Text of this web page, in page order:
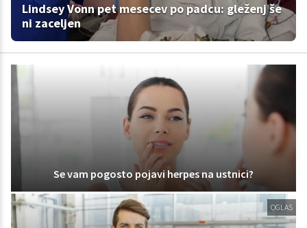
Lindsey Vonn pet mesecev po padcu: gleženj še
ni zaceljen
Se vam pogosto pojavi herpes na ustnici?
OGLAS